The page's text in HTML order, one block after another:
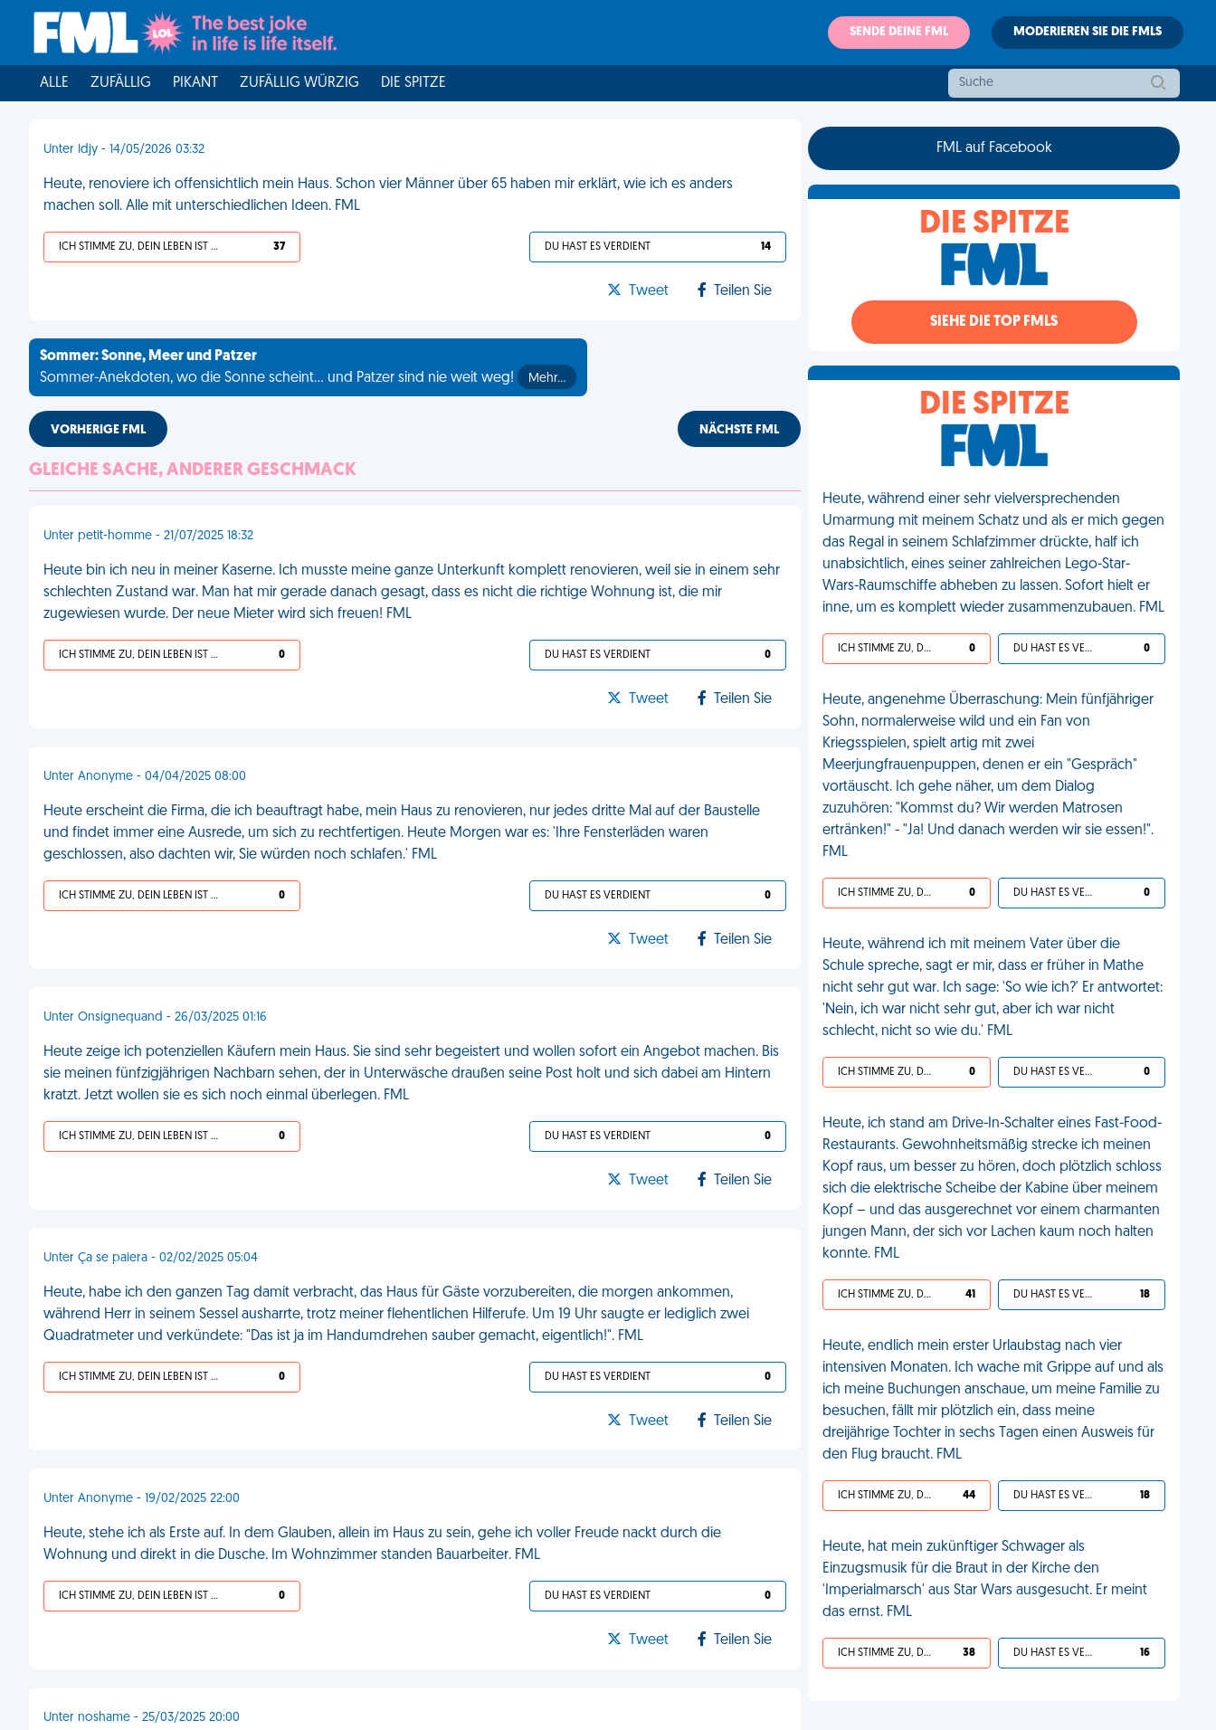
SENDE DEINE FML MODERIEREN SIE DIE FMLS
ALLE ZUFÄLLIG PIKANT ZUFÄLLIG WÜRZIG DIE SPITZE
Unter Idjy - 14/05/2026 03:32
Heute, renoviere ich offensichtlich mein Haus. Schon vier Männer über 65 haben mir erklärt, wie ich es anders
machen soll. Alle mit unterschiedlichen Ideen. FML
ICH STIMME ZU, DEIN LEBEN IST SCHEISSE 37 DU HAST ES VERDIENT 14
Tweet Teilen Sie
Sommer: Sonne, Meer und Patzer
Sommer-Anekdoten, wo die Sonne scheint... und Patzer sind nie weit weg!
Mehr…
VORHERIGE FML NÄCHSTE FML
GLEICHE SACHE, ANDERER GESCHMACK
Unter petit-homme - 21/07/2025 18:32
Heute bin ich neu in meiner Kaserne. Ich musste meine ganze Unterkunft komplett renovieren, weil sie in einem sehr
schlechten Zustand war. Man hat mir gerade danach gesagt, dass es nicht die richtige Wohnung ist, die mir
zugewiesen wurde. Der neue Mieter wird sich freuen! FML
ICH STIMME ZU, DEIN LEBEN IST SCHEISSE 0 DU HAST ES VERDIENT 0
Tweet Teilen Sie
Unter Anonyme - 04/04/2025 08:00
Heute erscheint die Firma, die ich beauftragt habe, mein Haus zu renovieren, nur jedes dritte Mal auf der Baustelle
und findet immer eine Ausrede, um sich zu rechtfertigen. Heute Morgen war es: 'Ihre Fensterläden waren
geschlossen, also dachten wir, Sie würden noch schlafen.' FML
ICH STIMME ZU, DEIN LEBEN IST SCHEISSE 0 DU HAST ES VERDIENT 0
Tweet Teilen Sie
Unter Onsignequand - 26/03/2025 01:16
Heute zeige ich potenziellen Käufern mein Haus. Sie sind sehr begeistert und wollen sofort ein Angebot machen. Bis
sie meinen fünfzigjährigen Nachbarn sehen, der in Unterwäsche draußen seine Post holt und sich dabei am Hintern
kratzt. Jetzt wollen sie es sich noch einmal überlegen. FML
ICH STIMME ZU, DEIN LEBEN IST SCHEISSE 0 DU HAST ES VERDIENT 0
Tweet Teilen Sie
Unter Ça se paiera - 02/02/2025 05:04
Heute, habe ich den ganzen Tag damit verbracht, das Haus für Gäste vorzubereiten, die morgen ankommen,
während Herr in seinem Sessel ausharrte, trotz meiner flehentlichen Hilferufe. Um 19 Uhr saugte er lediglich zwei
Quadratmeter und verkündete: "Das ist ja im Handumdrehen sauber gemacht, eigentlich!". FML
ICH STIMME ZU, DEIN LEBEN IST SCHEISSE 0 DU HAST ES VERDIENT 0
Tweet Teilen Sie
Unter Anonyme - 19/02/2025 22:00
Heute, stehe ich als Erste auf. In dem Glauben, allein im Haus zu sein, gehe ich voller Freude nackt durch die
Wohnung und direkt in die Dusche. Im Wohnzimmer standen Bauarbeiter. FML
ICH STIMME ZU, DEIN LEBEN IST SCHEISSE 0 DU HAST ES VERDIENT 0
Tweet Teilen Sie
Unter noshame - 25/03/2025 20:00
FML auf Facebook
DIE SPITZE
SIEHE DIE TOP FMLS
DIE SPITZE
Heute, während einer sehr vielversprechenden
Umarmung mit meinem Schatz und als er mich gegen
das Regal in seinem Schlafzimmer drückte, half ich
unabsichtlich, eines seiner zahlreichen Lego-Star-
Wars-Raumschiffe abheben zu lassen. Sofort hielt er
inne, um es komplett wieder zusammenzubauen. FML
ICH STIMME ZU, DEIN LEBEN IST SCHEISSE 0 DU HAST ES VERDIENT 0
Heute, angenehme Überraschung: Mein fünfjähriger
Sohn, normalerweise wild und ein Fan von
Kriegsspielen, spielt artig mit zwei
Meerjungfrauenpuppen, denen er ein "Gespräch"
vortäuscht. Ich gehe näher, um dem Dialog
zuzuhören: "Kommst du? Wir werden Matrosen
ertränken!" - "Ja! Und danach werden wir sie essen!".
FML
ICH STIMME ZU, DEIN LEBEN IST SCHEISSE 0 DU HAST ES VERDIENT 0
Heute, während ich mit meinem Vater über die
Schule spreche, sagt er mir, dass er früher in Mathe
nicht sehr gut war. Ich sage: 'So wie ich?' Er antwortet:
'Nein, ich war nicht sehr gut, aber ich war nicht
schlecht, nicht so wie du.' FML
ICH STIMME ZU, DEIN LEBEN IST SCHEISSE 0 DU HAST ES VERDIENT 0
Heute, ich stand am Drive-In-Schalter eines Fast-Food-
Restaurants. Gewohnheitsmäßig strecke ich meinen
Kopf raus, um besser zu hören, doch plötzlich schloss
sich die elektrische Scheibe der Kabine über meinem
Kopf – und das ausgerechnet vor einem charmanten
jungen Mann, der sich vor Lachen kaum noch halten
konnte. FML
ICH STIMME ZU, DEIN LEBEN IST SCHEISSE 41 DU HAST ES VERDIENT 18
Heute, endlich mein erster Urlaubstag nach vier
intensiven Monaten. Ich wache mit Grippe auf und als
ich meine Buchungen anschaue, um meine Familie zu
besuchen, fällt mir plötzlich ein, dass meine
dreijährige Tochter in sechs Tagen einen Ausweis für
den Flug braucht. FML
ICH STIMME ZU, DEIN LEBEN IST SCHEISSE 44 DU HAST ES VERDIENT 18
Heute, hat mein zukünftiger Schwager als
Einzugsmusik für die Braut in der Kirche den
'Imperialmarsch' aus Star Wars ausgesucht. Er meint
das ernst. FML
ICH STIMME ZU, DEIN LEBEN IST SCHEISSE 38 DU HAST ES VERDIENT 16